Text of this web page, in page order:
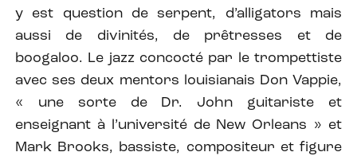
y est question de serpent, d’alligators mais
aussi de divinités, de prêtresses et de
boogaloo. Le jazz concocté par le trompettiste
avec ses deux mentors louisianais Don Vappie,
« une sorte de Dr. John guitariste et
enseignant à l’université de New Orleans » et
Mark Brooks, bassiste, compositeur et figure